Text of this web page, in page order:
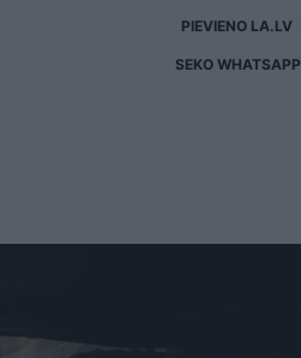
PIEVIENO LA.LV
SEKO WHATSAPP